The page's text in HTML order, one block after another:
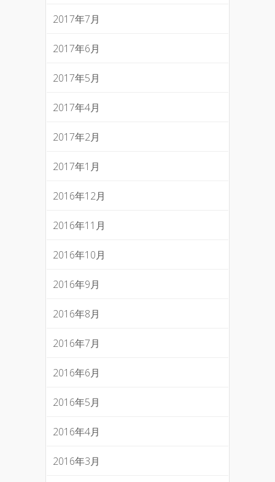
2017年7月
2017年6月
2017年5月
2017年4月
2017年2月
2017年1月
2016年12月
2016年11月
2016年10月
2016年9月
2016年8月
2016年7月
2016年6月
2016年5月
2016年4月
2016年3月